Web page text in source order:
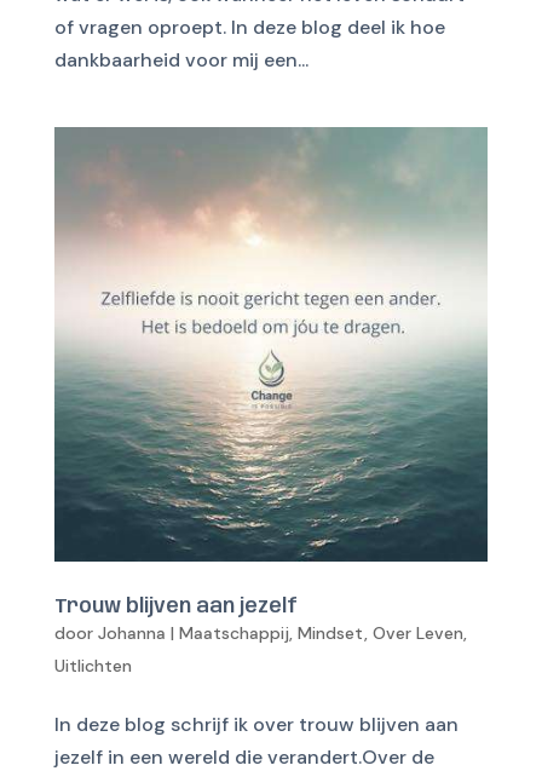
of vragen oproept. In deze blog deel ik hoe
dankbaarheid voor mij een...
Trouw blijven aan jezelf
door Johanna | Maatschappij, Mindset, Over Leven,
Uitlichten
In deze blog schrijf ik over trouw blijven aan
jezelf in een wereld die verandert.Over de